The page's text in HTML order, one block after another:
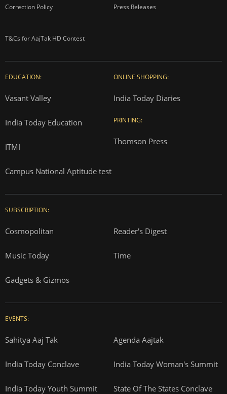
Correction Policy Press Releases
T&Cs for AajTak HD Contest
EDUCATION:
Vasant Valley
India Today Education
ITMI
Campus National Aptitude test
ONLINE SHOPPING:
India Today Diaries
PRINTING:
Thomson Press
SUBSCRIPTION:
Cosmopolitan Reader's Digest
Music Today Time
Gadgets & Gizmos
EVENTS:
Sahitya Aaj Tak Agenda Aajtak
India Today Conclave India Today Woman's Summit
India Today Youth Summit State Of The States Conclave